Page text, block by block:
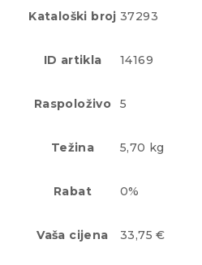
Kataloški broj 37293
ID artikla 14169
Raspoloživo 5
Težina 5,70 kg
Rabat 0%
Vaša cijena 33,75 €